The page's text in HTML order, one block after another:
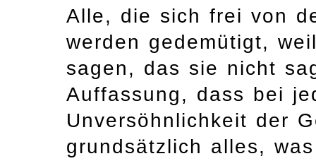
Alle, die sich frei von
werden gedemütigt,
sagen, das sie nicht
Auffassung, dass bei
Unversöhnlichkeit der
grundsätzlich alles,